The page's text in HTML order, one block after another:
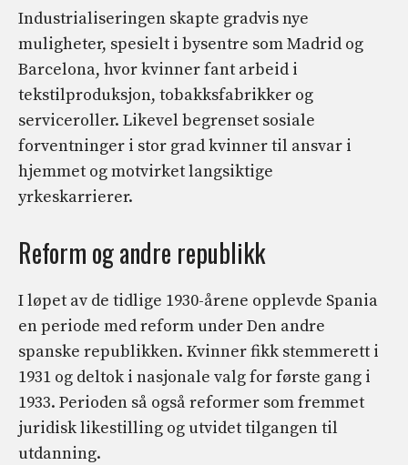
Industrialiseringen skapte gradvis nye
muligheter, spesielt i bysentre som Madrid og
Barcelona, ​​hvor kvinner fant arbeid i
tekstilproduksjon, tobakksfabrikker og
serviceroller. Likevel begrenset sosiale
forventninger i stor grad kvinner til ansvar i
hjemmet og motvirket langsiktige
yrkeskarrierer.
Reform og andre republikk
I løpet av de tidlige 1930-årene opplevde Spania
en periode med reform under Den andre
spanske republikken. Kvinner fikk stemmerett i
1931 og deltok i nasjonale valg for første gang i
1933. Perioden så også reformer som fremmet
juridisk likestilling og utvidet tilgangen til
utdanning.